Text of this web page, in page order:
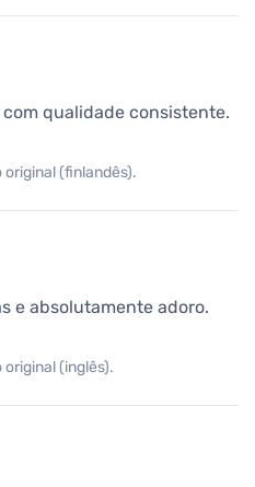
qualidade consistente.
(finlandês).
e absolutamente adoro.
(inglês).